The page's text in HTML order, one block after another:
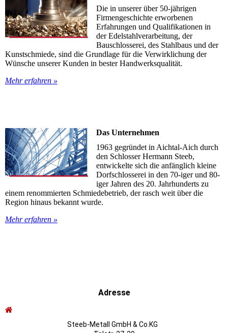
Die in unserer über 50-jährigen
Firmengeschichte erworbenen
Erfahrungen und Qualifikationen in
der Edelstahlverarbeitung, der
Bauschlosserei, des Stahlbaus und der
Kunstschmiede, sind die Grundlage für die Verwirklichung der
Wünsche unserer Kunden in bester Handwerksqualität.
Mehr erfahren »
Das Unternehmen
1963 gegründet in Aichtal-Aich durch
den Schlosser Hermann Steeb,
entwickelte sich die anfänglich kleine
Dorfschlosserei in den 70-iger und 80-
iger Jahren des 20. Jahrhunderts zu
einem renommierten Schmiedebetrieb, der rasch weit über die
Region hinaus bekannt wurde.
Mehr erfahren »
Adresse
Steeb-Metall GmbH & Co.KG